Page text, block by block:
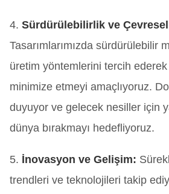
4. Sürdürülebilirlik ve Çevresel
Tasarımlarımızda sürdürülebilir
üretim yöntemlerini tercih
minimize etmeyi amaçlıyoruz.
duyuyor ve gelecek nesiller için
dünya bırakmayı hedefliyoruz.
5. İnovasyon ve Gelişim:
trendleri ve teknolojileri takip